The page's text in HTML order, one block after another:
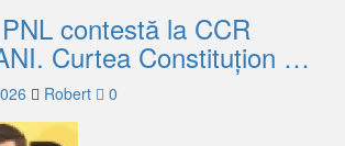
contestă la CCR
Curtea Constituțion …
Robert 0